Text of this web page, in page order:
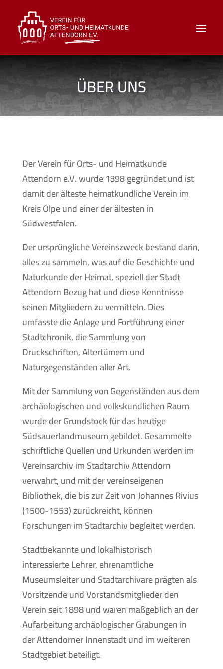
ÜBER UNS
Der Verein für Orts- und Heimatkunde
Attendorn e.V. wurde 1898 gegründet und ist
damit der älteste heimatkundliche Verein im
Kreis Olpe und einer der ältesten in
Südwestfalen.
Der ursprüngliche Vereinszweck bestand darin,
alles zu sammeln, was auf die Geschichte und
Naturkunde der Heimat, speziell der Stadt
Attendorn Bezug hat und diese Kenntnisse
seinen Mitgliedern zu vermitteln. Dies
umfasste die Anlage und Fortführung einer
Stadtchronik, die Sammlung von
Druckschriften, Altertümern und
Naturgegenständen aller Art.
Mit der Sammlung von Gegenständen aus dem
archäologischen und volkskundlichen Raum
wurde der Grundstock für das heutige
Südsauerlandmuseum gebildet. Gesammelte
schriftliche Quellen und Urkunden werden im
Vereinsarchiv im Stadtarchiv Attendorn
verwahrt, und mit der vereinseigenen
Bibliothek, die bis zur Zeit von Johannes Rivius
(1500-1553) zurückreicht, können
Forschungen im Stadtarchiv begleitet werden.
Stadtbekannte und lokalhistorisch
interessierte Lehrer, ehrenamtliche
Museumsleiter und Stadtarchivare prägten als
Vorsitzende und Vorstandsmitglieder den
Verein seit 1898 und waren maßgeblich an der
Aufarbeitung archäologischer Grabungen in
der Attendorner Innenstadt und im weiteren
Stadtgebiet beteiligt.